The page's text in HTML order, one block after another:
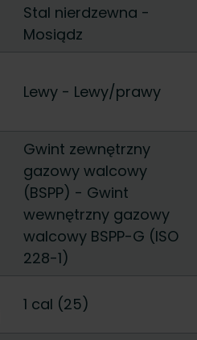
Stal nierdzewna -
Mosiądz
Lewy - Lewy/prawy
Gwint zewnętrzny
gazowy walcowy
(BSPP) - Gwint
wewnętrzny gazowy
walcowy BSPP-G (ISO
228-1)
1 cal (25)